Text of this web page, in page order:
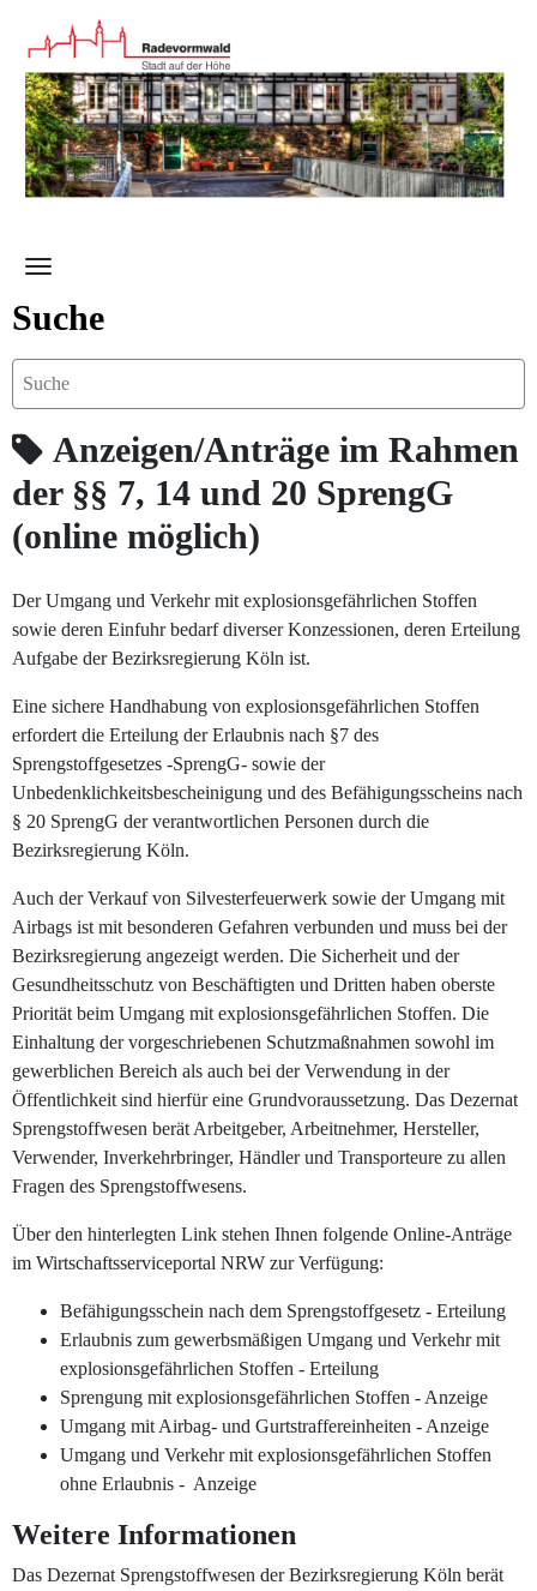
Zum Hauptinhalt springen
Suche
Anzeigen/Anträge im Rahmen
der §§ 7, 14 und 20 SprengG
(online möglich)
Der Umgang und Verkehr mit explosionsgefährlichen Stoffen
sowie deren Einfuhr bedarf diverser Konzessionen, deren Erteilung
Aufgabe der Bezirksregierung Köln ist.
Eine sichere Handhabung von explosionsgefährlichen Stoffen
erfordert die Erteilung der Erlaubnis nach §7 des
Sprengstoffgesetzes -SprengG- sowie der
Unbedenklichkeitsbescheinigung und des Befähigungsscheins nach
§ 20 SprengG der verantwortlichen Personen durch die
Bezirksregierung Köln.
Auch der Verkauf von Silvesterfeuerwerk sowie der Umgang mit
Airbags ist mit besonderen Gefahren verbunden und muss bei der
Bezirksregierung angezeigt werden. Die Sicherheit und der
Gesundheitsschutz von Beschäftigten und Dritten haben oberste
Priorität beim Umgang mit explosionsgefährlichen Stoffen. Die
Einhaltung der vorgeschriebenen Schutzmaßnahmen sowohl im
gewerblichen Bereich als auch bei der Verwendung in der
Öffentlichkeit sind hierfür eine Grundvoraussetzung. Das Dezernat
Sprengstoffwesen berät Arbeitgeber, Arbeitnehmer, Hersteller,
Verwender, Inverkehrbringer, Händler und Transporteure zu allen
Fragen des Sprengstoffwesens.
Über den hinterlegten Link stehen Ihnen folgende Online-Anträge
im Wirtschaftsserviceportal NRW zur Verfügung:
Befähigungsschein nach dem Sprengstoffgesetz - Erteilung
Erlaubnis zum gewerbsmäßigen Umgang und Verkehr mit
explosionsgefährlichen Stoffen - Erteilung
Sprengung mit explosionsgefährlichen Stoffen - Anzeige
Umgang mit Airbag- und Gurtstraffereinheiten - Anzeige
Umgang und Verkehr mit explosionsgefährlichen Stoffen
ohne Erlaubnis - Anzeige
Weitere Informationen
Das Dezernat Sprengstoffwesen der Bezirksregierung Köln berät